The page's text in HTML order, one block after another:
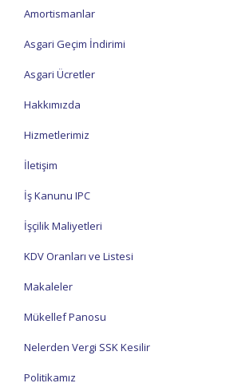
Amortismanlar
Asgari Geçim İndirimi
Asgari Ücretler
Hakkımızda
Hizmetlerimiz
İletişim
İş Kanunu IPC
İşçilik Maliyetleri
KDV Oranları ve Listesi
Makaleler
Mükellef Panosu
Nelerden Vergi SSK Kesilir
Politikamız